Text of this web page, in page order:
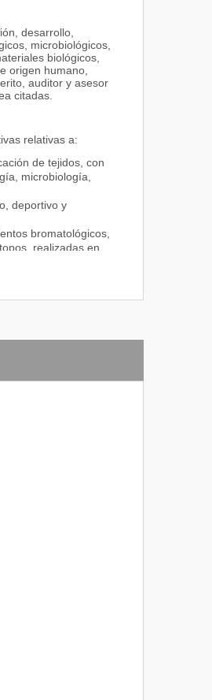
desarrollo,
microbiológicos,
biológicos,
origen humano,
auditor y asesor
citadas.
relativas a:
de tejidos, con
microbiología,
deportivo y
bromatológicos,
realizadas en
clínico,
y materiales
y la difusión